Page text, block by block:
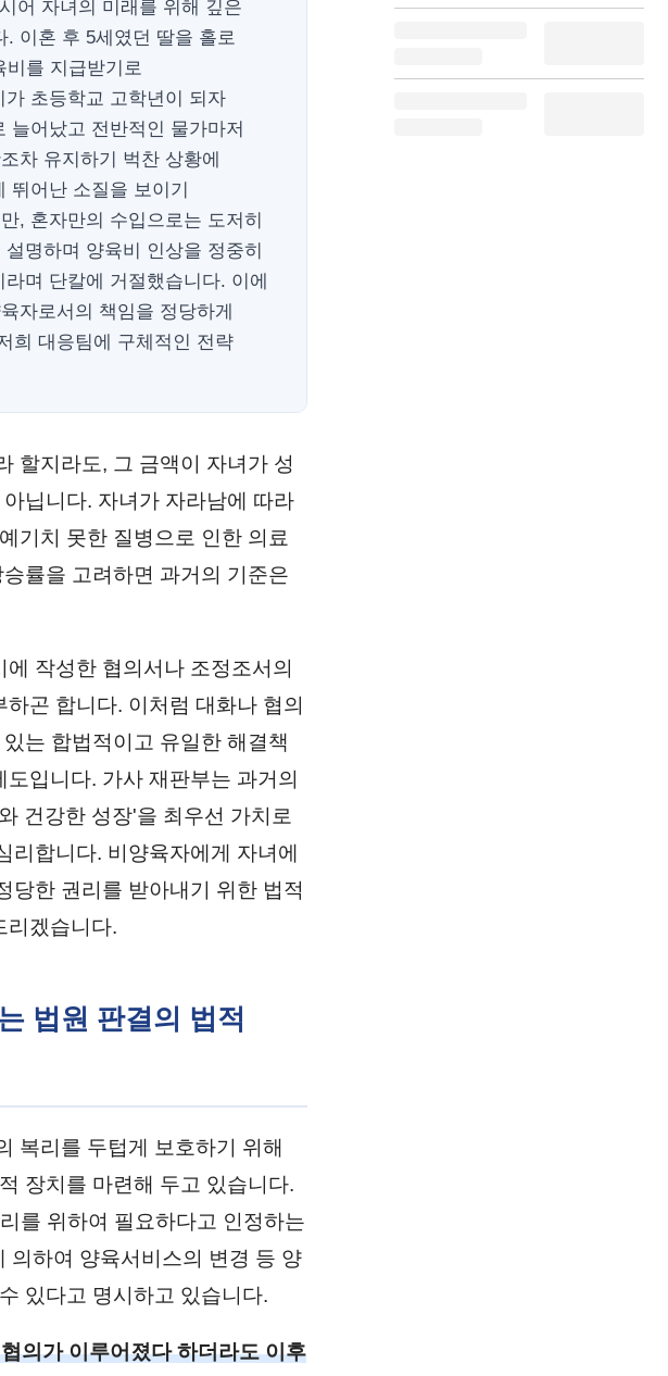
어 자녀의 미래를 위해 깊은
. 이혼 후 5세였던 딸을 홀로
비를 지급받기로
초등학교 고학년이 되자
늘어났고 전반적인 물가마저
차 유지하기 벅찬 상황에
뛰어난 소질을 보이기
, 혼자만의 수입으로는 도저히
명하며 양육비 인상을 정중히
며 단칼에 거절했습니다. 이에
자로서의 책임을 정당하게
희 대응팀에 구체적인 전략
할지라도, 그 금액이 자녀가 성
닙니다. 자녀가 자라남에 따라
기치 못한 질병으로 인한 의료
률을 고려하면 과거의 기준은
작성한 협의서나 조정조서의
곤 합니다. 이처럼 대화나 협의
는 합법적이고 유일한 해결책
입니다. 가사 재판부는 과거의
건강한 성장'을 최우선 가치로
리합니다. 비양육자에게 자녀에
당한 권리를 받아내기 위한 법적
리겠습니다.
법원 판결의 법적
복리를 두텁게 보호하기 위해
장치를 마련해 두고 있습니다.
를 위하여 필요하다고 인정하는
의하여 양육서비스의 변경 등 양
있다고 명시하고 있습니다.
의가 이루어졌다 하더라도 이후